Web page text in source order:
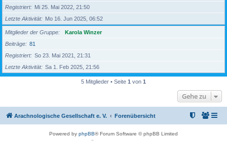
Registriert
Mi 25. Mai 2022, 21:50
Letzte Aktivität
Mo 16. Jun 2025, 06:52
Mitglieder der Gruppe
Karola Winzer
Beiträge
81
Registriert
So 23. Mai 2021, 21:31
Letzte Aktivität
Sa 1. Feb 2025, 21:56
5 Mitglieder • Seite 1 von 1
Gehe zu
Arachnologische Gesellschaft e. V. Forenübersicht
Powered by phpBB® Forum Software © phpBB Limited